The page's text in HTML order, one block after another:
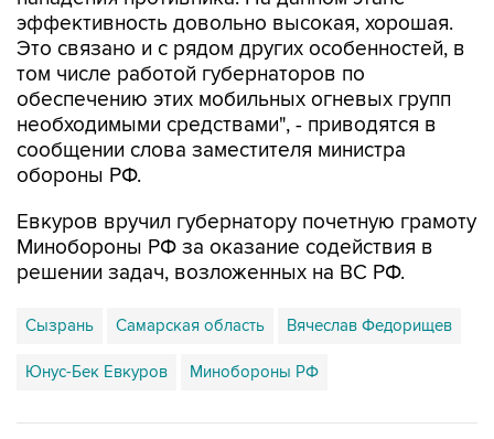
эффективность довольно высокая, хорошая.
Это связано и с рядом других особенностей, в
том числе работой губернаторов по
обеспечению этих мобильных огневых групп
необходимыми средствами", - приводятся в
сообщении слова заместителя министра
обороны РФ.
Евкуров вручил губернатору почетную грамоту
Минобороны РФ за оказание содействия в
решении задач, возложенных на ВС РФ.
Сызрань Самарская область Вячеслав Федорищев
Юнус-Бек Евкуров Минобороны РФ